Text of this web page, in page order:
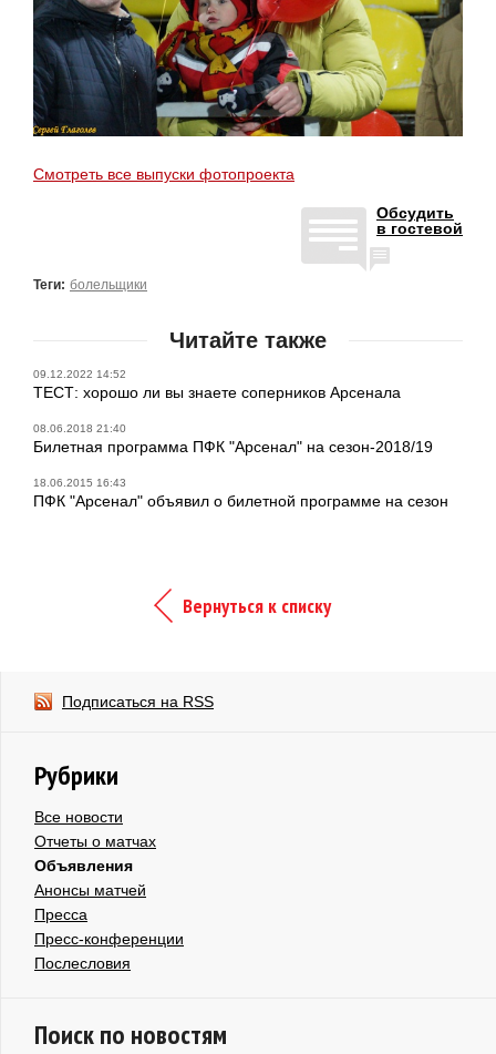
Смотреть все выпуски фотопроекта
Обсудить
в гостевой
Теги: болельщики
Читайте также
09.12.2022 14:52
ТЕСТ: хорошо ли вы знаете соперников Арсенала
08.06.2018 21:40
Билетная программа ПФК "Арсенал" на сезон-2018/19
18.06.2015 16:43
ПФК "Арсенал" объявил о билетной программе на сезон
Вернуться к списку
Подписаться на RSS
Рубрики
Все новости
Отчеты о матчах
Объявления
Анонсы матчей
Пресса
Пресс-конференции
Послесловия
Поиск по новостям